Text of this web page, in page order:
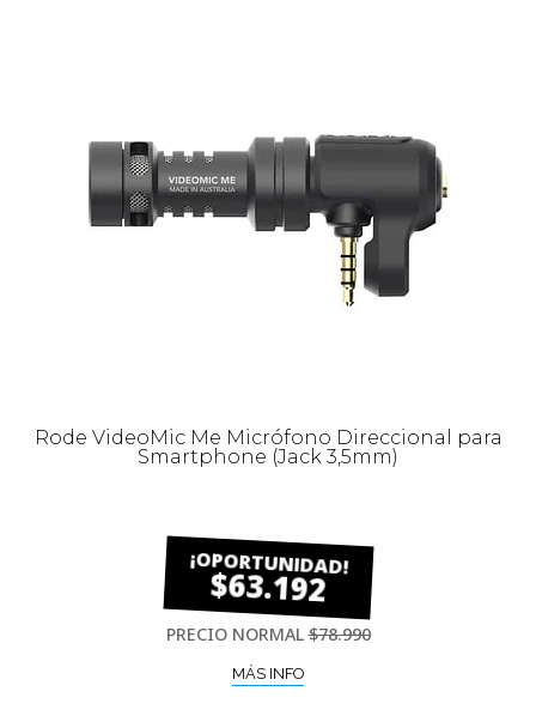
Rode VideoMic Me Micrófono Direccional para
Smartphone (Jack 3,5mm)
$63.192
PRECIO NORMAL$78.990
MÁS INFO